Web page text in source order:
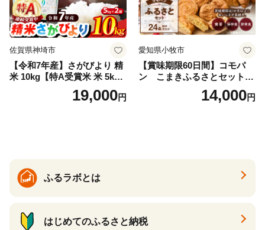
佐賀県神埼市
【令和7年産】さがびより 精
米 10kg【特A受賞米 米 5kg×
2袋 お米 コメ こめ 国産 美味
しい ブランド米 人気 ランキ
19,000円
愛知県小牧市
【賞味期限60日間】コモパ
ン こまきふるさとセット
（24個入り）／災害用備蓄
保存食 非常食 防災グッズに
14,000円
ふるラボとは
はじめてのふるさと納税